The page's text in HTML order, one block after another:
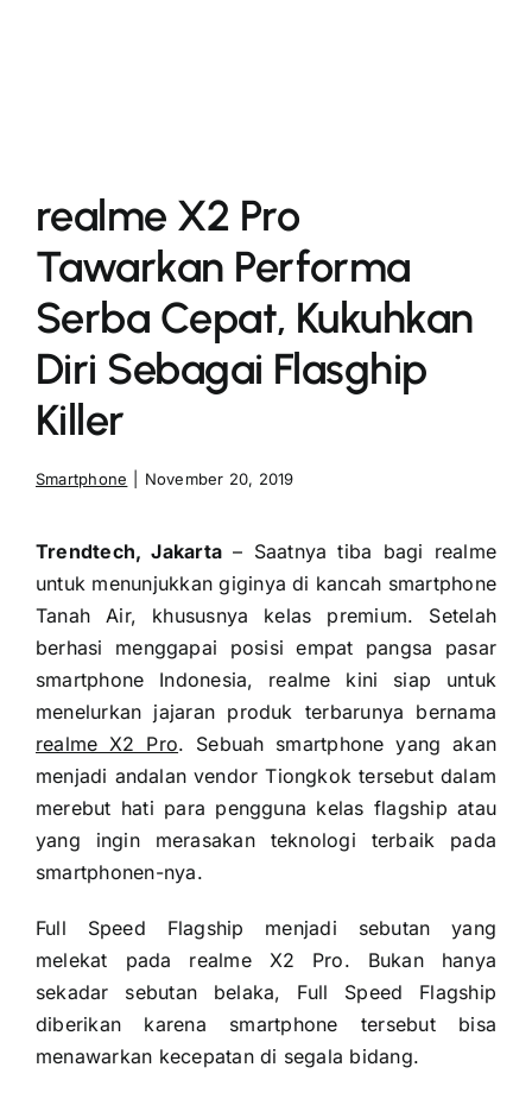
realme X2 Pro
Tawarkan Performa
Serba Cepat, Kukuhkan
Diri Sebagai Flasghip
Killer
Smartphone November 20, 2019
Trendtech, Jakarta – Saatnya tiba bagi realme
untuk menunjukkan giginya di kancah smartphone
Tanah Air, khususnya kelas premium. Setelah
berhasi menggapai posisi empat pangsa pasar
smartphone Indonesia, realme kini siap untuk
menelurkan jajaran produk terbarunya bernama
realme X2 Pro. Sebuah smartphone yang akan
menjadi andalan vendor Tiongkok tersebut dalam
merebut hati para pengguna kelas flagship atau
yang ingin merasakan teknologi terbaik pada
smartphonen-nya.
Full Speed Flagship menjadi sebutan yang
melekat pada realme X2 Pro. Bukan hanya
sekadar sebutan belaka, Full Speed Flagship
diberikan karena smartphone tersebut bisa
menawarkan kecepatan di segala bidang.